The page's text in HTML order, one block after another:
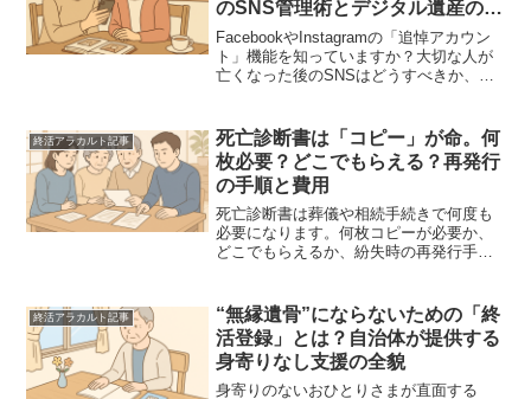
のSNS管理術とデジタル遺産の整
理法
FacebookやInstagramの「追悼アカウン
ト」機能を知っていますか？大切な人が
亡くなった後のSNSはどうすべきか、設
環として今からできる準備も紹介しま
す。
終活アラカルト記事
死亡診断書は「コピー」が命。何
枚必要？どこでもらえる？再発行
の手順と費用
死亡診断書は葬儀や相続手続きで何度も
必要になります。何枚コピーが必要か、
どこでもらえるか、紛失時の再発行手順
すくまとめました。急ぎの方も必見の内
容です。
終活アラカルト記事
“無縁遺骨”にならないための「終
活登録」とは？自治体が提供する
身寄りなし支援の全貌
身寄りのないおひとりさまが直面する